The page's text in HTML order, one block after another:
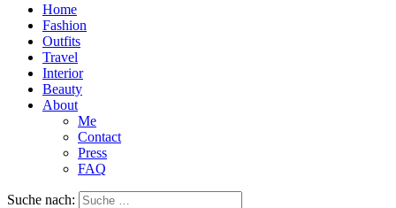
Home
Fashion
Outfits
Travel
Interior
Beauty
About
Me
Contact
Press
FAQ
Suche nach: